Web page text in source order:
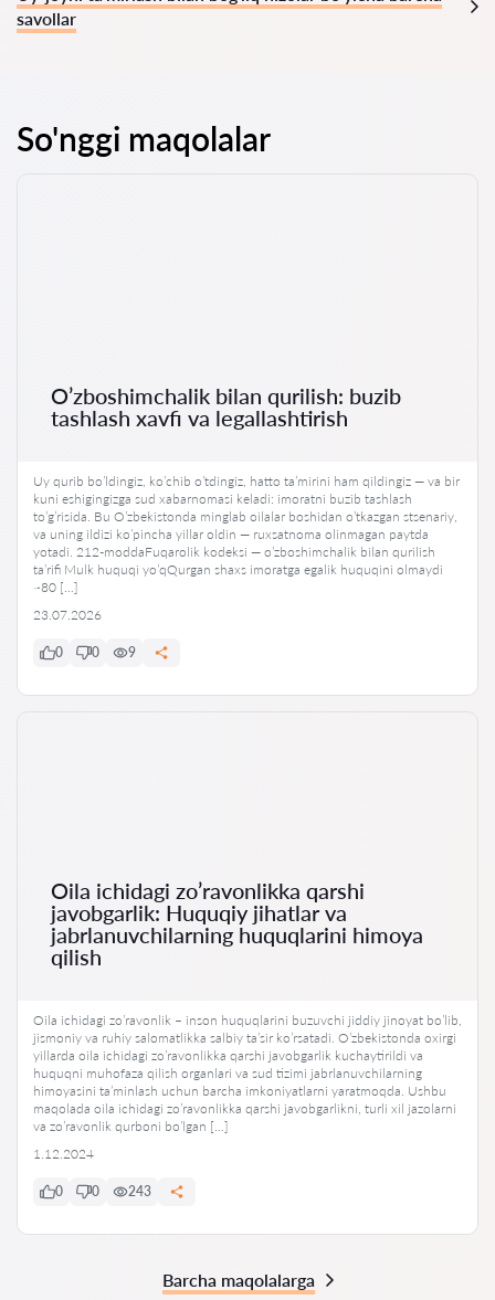
savollar
So'nggi maqolalar
O’zboshimchalik bilan qurilish: buzib
tashlash xavfi va legallashtirish
Uy qurib bo’ldingiz, ko’chib o’tdingiz, hatto ta’mirini ham qildingiz — va bir
kuni eshigingizga sud xabarnomasi keladi: imoratni buzib tashlash
to’g’risida. Bu O’zbekistonda minglab oilalar boshidan o’tkazgan stsenariy,
va uning ildizi ko’pincha yillar oldin — ruxsatnoma olinmagan paytda
yotadi. 212-moddaFuqarolik kodeksi — o’zboshimchalik bilan qurilish
ta’rifi Mulk huquqi yo’qQurgan shaxs imoratga egalik huquqini olmaydi
~80 […]
23.07.2026
0 0 9
Oila ichidagi zo’ravonlikka qarshi
javobgarlik: Huquqiy jihatlar va
jabrlanuvchilarning huquqlarini himoya
qilish
Oila ichidagi zo’ravonlik – inson huquqlarini buzuvchi jiddiy jinoyat bo’lib,
jismoniy va ruhiy salomatlikka salbiy ta’sir ko’rsatadi. O’zbekistonda oxirgi
yillarda oila ichidagi zo’ravonlikka qarshi javobgarlik kuchaytirildi va
huquqni muhofaza qilish organlari va sud tizimi jabrlanuvchilarning
himoyasini ta’minlash uchun barcha imkoniyatlarni yaratmoqda. Ushbu
maqolada oila ichidagi zo’ravonlikka qarshi javobgarlikni, turli xil jazolarni
va zo’ravonlik qurboni bo’lgan […]
1.12.2024
0 0 243
Barcha maqolalarga